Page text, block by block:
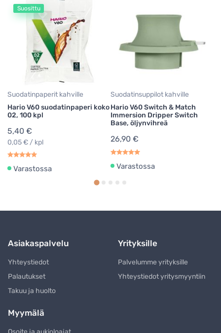
Suosittu
Suodatinpaperit kahville
Hario V60 suodatinpaperi koko
02, 100 kpl
5,40 €
0,05 € / kpl
Varastossa
Suodatinsuppilot kahville
Hario V60 Switch & Match
Immersion Dripper Switch
Base, öljynvihreä
26,90 €
Varastossa
Asiakaspalvelu
Yhteystiedot
Palautukset
Takuu ja huolto
Yrityksille
Palvelumme yrityksille
Yhteystiedot yritysmyyntiin
Myymälä